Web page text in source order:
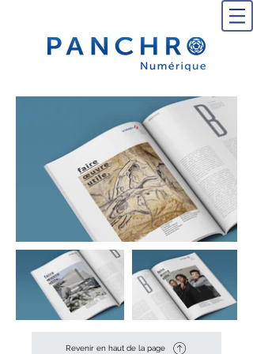
Revenir en haut de la page